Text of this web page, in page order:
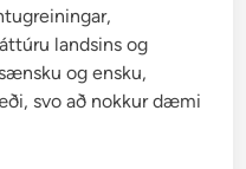
landsins og
og ensku,
svo að nokkur dæmi